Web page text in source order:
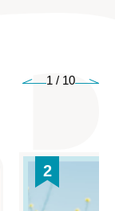
1 / 10
2